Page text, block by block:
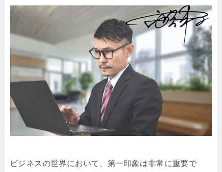
ビジネスの世界において、第一印象は非常に重要で